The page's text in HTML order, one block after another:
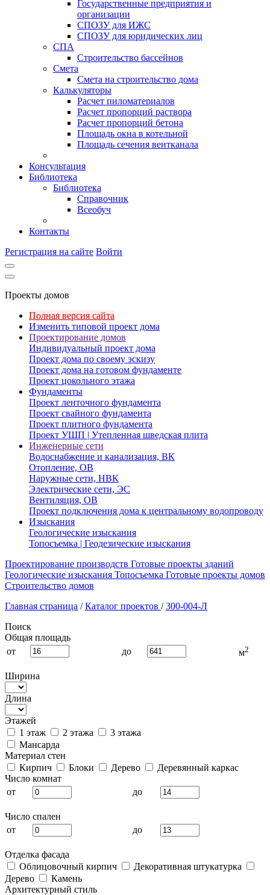
Государственные предприятия и
организации
СПОЗУ для ИЖС
СПОЗУ для юридических лиц
СПА
Строительство бассейнов
Смета
Смета на строительство дома
Калькуляторы
Расчет пиломатериалов
Расчет пропорций раствора
Расчет пропорций бетона
Площадь окна в котельной
Площадь сечения вентканала
Консультация
Библиотека
Библиотека
Справочник
Всеобуч
Контакты
Регистрация на сайте Войти
Проекты домов
Полная версия сайта
Изменить типовой проект дома
Проектирование домов
Индивидуальный проект дома
Проект дома по своему эскизу
Проект дома на готовом фундаменте
Проект цокольного этажа
Фундаменты
Проект ленточного фундамента
Проект свайного фундамента
Проект плитного фундамента
Проект УШП | Утепленная шведская плита
Инженерные сети
Водоснабжение и канализация, ВК
Отопление, ОВ
Наружные сети, НВК
Электрические сети, ЭС
Вентиляция, ОВ
Проект подключения дома к центральному водопроводу
Изыскания
Геологические изыскания
Топосъемка | Геодезические изыскания
Проектирование производств Готовые проекты зданий
Геологические изыскания Топосъемка Готовые проекты домов
Строительство домов
Главная страница / Каталог проектов / 300-004-Л
Поиск
Общая площадь
от
до м2
Ширина
Длина
Этажей
1 этаж
2 этажа
3 этажа
Мансарда
Материал стен
Кирпич
Блоки Дерево
Деревянный каркас
Число комнат
от
до
Число спален
от
до
Отделка фасада
Облицовочный кирпич
Декоративная штукатурка
Дерево
Камень
Архитектурный стиль